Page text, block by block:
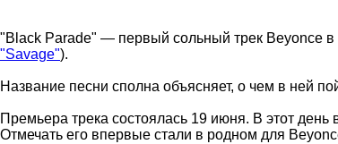
"Black Parade" — первый сольный трек Beyonce
"Savage").
Название песни сполна объясняет, о чем в ней
Премьера трека состоялась 19 июня. В этот
Отмечать его впервые стали в родном для